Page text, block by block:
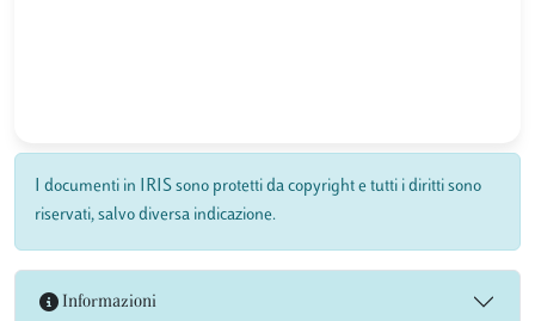
I documenti in IRIS sono protetti da copyright e tutti i diritti sono
riservati, salvo diversa indicazione.
Informazioni